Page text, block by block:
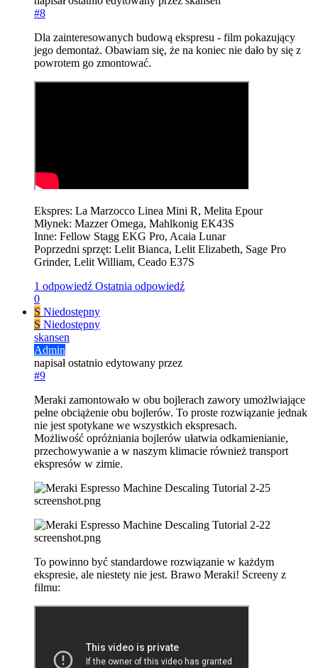
#8
Dla zainteresowanych budową ekspresu - film pokazujący
jego demontaż. Obawiam się, że na koniec nie dało by się z
powrotem go zmontować.
Ekspres: La Marzocco Linea Mini R, Melita Epour
Młynek: Mazzer Omega, Mahlkonig EK43S
Inne: Fellow Stagg EKG Pro, Acaia Lunar
Poprzedni sprzęt: Lelit Bianca, Lelit Elizabeth, Sage Pro
Grinder, Lelit William, Ceado E37S
1 odpowiedź Ostatnia odpowiedź
0
S Niedostępny
S Niedostępny
skansen
Admin
napisałostatnio edytowany przez
#9
Meraki zamontowało w obu bojlerach zawory umożlwiające
pełne obciążenie obu bojlerów. To proste rozwiązanie jednak
nie jest spotykane we wszystkich ekspresach.
Możliwość opróżniania bojlerów ułatwia odkamienianie,
przechowywanie a w naszym klimacie również transport
ekspresów w zimie.
To powinno być standardowe rozwiązanie w każdym
ekspresie, ale niestety nie jest. Brawo Meraki! Screeny z
filmu: